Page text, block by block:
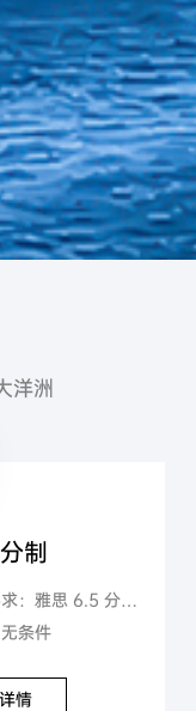
洋洲
制
语言要求：雅思 6.5 分或等同语⾔成绩，没有单项要求，部分情况可 豁免语⾔成绩
条件
情